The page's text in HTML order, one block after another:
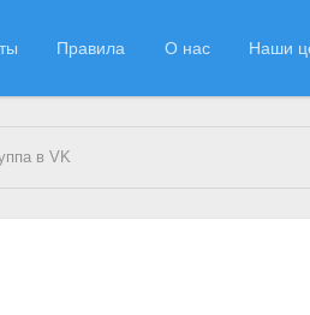
Правила О нас Наши
в VK